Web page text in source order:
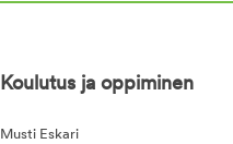
Koulutus ja oppiminen
Musti Eskari